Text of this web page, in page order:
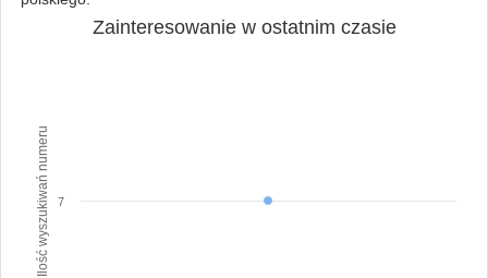
Ilość wyszukiwań numeru
Zainteresowanie w ostatnim czasie
7